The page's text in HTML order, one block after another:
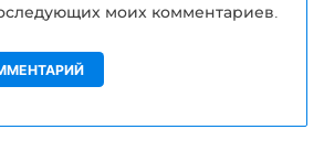
моих комментариев.